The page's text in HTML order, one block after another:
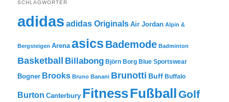
SCHLAGWÖRTER
adidas adidas Originals Air Jordan Alpin &
Bergsteigen Arena asics Bademode Badminton
Basketball Billabong Björn Borg Blue Sportswear
Bogner Brooks Bruno Banani Brunotti Buff Buffalo
Burton Canterbury FitnessFußballGolf